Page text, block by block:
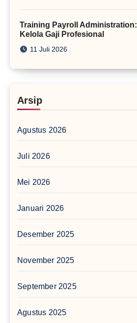
Training Payroll Administration:
Kelola Gaji Profesional
11 Juli 2026
Arsip
Agustus 2026
Juli 2026
Mei 2026
Januari 2026
Desember 2025
November 2025
September 2025
Agustus 2025